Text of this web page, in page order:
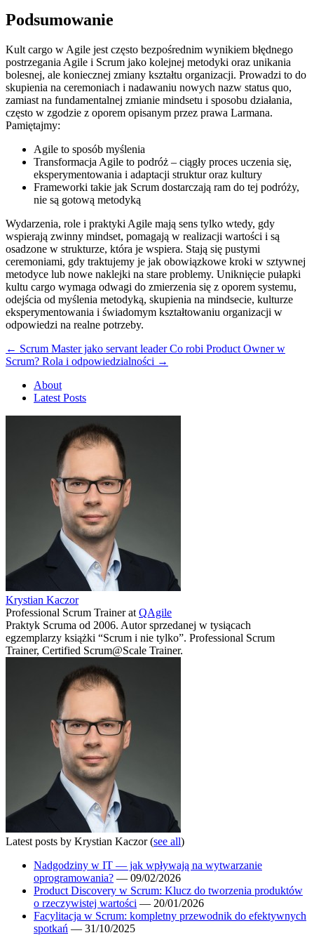
Podsumowanie
Kult cargo w Agile jest często bezpośrednim wynikiem błędnego
postrzegania Agile i Scrum jako kolejnej metodyki oraz unikania
bolesnej, ale koniecznej zmiany kształtu organizacji. Prowadzi to do
skupienia na ceremoniach i nadawaniu nowych nazw status quo,
zamiast na fundamentalnej zmianie mindsetu i sposobu działania,
często w zgodzie z oporem opisanym przez prawa Larmana.
Pamiętajmy:
Agile to sposób myślenia
Transformacja Agile to podróż – ciągły proces uczenia się,
eksperymentowania i adaptacji struktur oraz kultury
Frameworki takie jak Scrum dostarczają ram do tej podróży,
nie są gotową metodyką
Wydarzenia, role i praktyki Agile mają sens tylko wtedy, gdy
wspierają zwinny mindset, pomagają w realizacji wartości i są
osadzone w strukturze, która je wspiera. Stają się pustymi
ceremoniami, gdy traktujemy je jak obowiązkowe kroki w sztywnej
metodyce lub nowe naklejki na stare problemy. Uniknięcie pułapki
kultu cargo wymaga odwagi do zmierzenia się z oporem systemu,
odejścia od myślenia metodyką, skupienia na mindsecie, kulturze
eksperymentowania i świadomym kształtowaniu organizacji w
odpowiedzi na realne potrzeby.
← Scrum Master jako servant leader Co robi Product Owner w
Scrum? Rola i odpowiedzialności →
About
Latest Posts
Krystian Kaczor
Professional Scrum Trainerat QAgile
Praktyk Scruma od 2006. Autor sprzedanej w tysiącach
egzemplarzy książki “Scrum i nie tylko”. Professional Scrum
Trainer, Certified Scrum@Scale Trainer.
Latest posts by Krystian Kaczor(see all)
Nadgodziny w IT — jak wpływają na wytwarzanie
oprogramowania? — 09/02/2026
Product Discovery w Scrum: Klucz do tworzenia produktów
o rzeczywistej wartości — 20/01/2026
Facylitacja w Scrum: kompletny przewodnik do efektywnych
spotkań — 31/10/2025